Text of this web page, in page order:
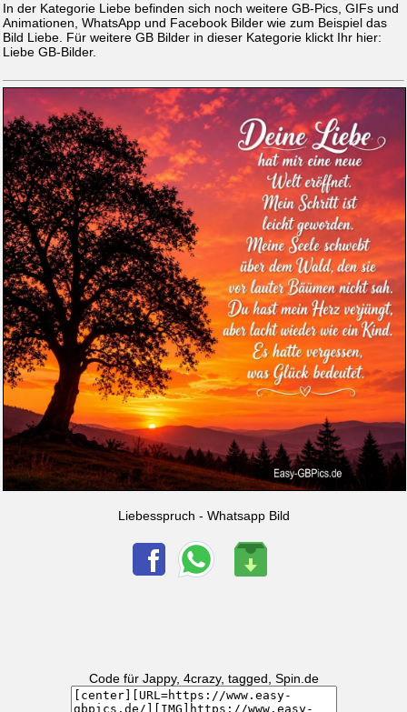
In der Kategorie Liebe befinden sich noch weitere GB-Pics, GIFs und
Animationen, WhatsApp und Facebook Bilder wie zum Beispiel das
Bild Liebe. Für weitere GB Bilder in dieser Kategorie klickt Ihr hier:
Liebe GB-Bilder.
Liebesspruch - Whatsapp Bild
Code für Jappy, 4crazy, tagged, Spin.de